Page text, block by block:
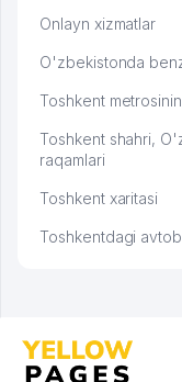
Onlayn xizmatlar
O'zbekistonda
Toshkent
Toshkent shahri,
raqamlari
Toshkent xaritasi
Toshkentdagi